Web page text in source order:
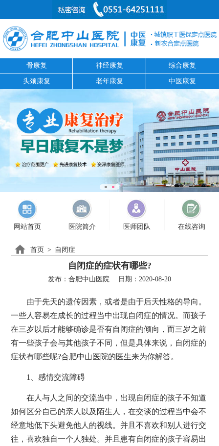
骨康复 神经康复 综合康复
头颈康复 老年康复 中医康复
网站首页 医院简介 医师团队 在线咨询
首页 > 自闭症
自闭症的症状有哪些?
发布：合肥中山医院 日期：2020-08-20
由于先天的遗传因素，或者是由于后天性格的导向。
一些人容易在成长的过程当中出现自闭症的情况。而孩子
在三岁以后才能够确诊是否有自闭症的倾向，而三岁之前
有一些孩子会与其他孩子不同，但是具体来说，自闭症的
症状有哪些呢?合肥中山医院的医生来为你解答。
1、感情交流障碍
在人与人之间的交流当中，出现自闭症的孩子不知道
如何区分自己的亲人以及陌生人，在交谈的过程当中会不
经意地低下头避免他人的视线。并且不喜欢和别人进行交
往，喜欢独自一个人独处。并且患有自闭症的孩子容易出